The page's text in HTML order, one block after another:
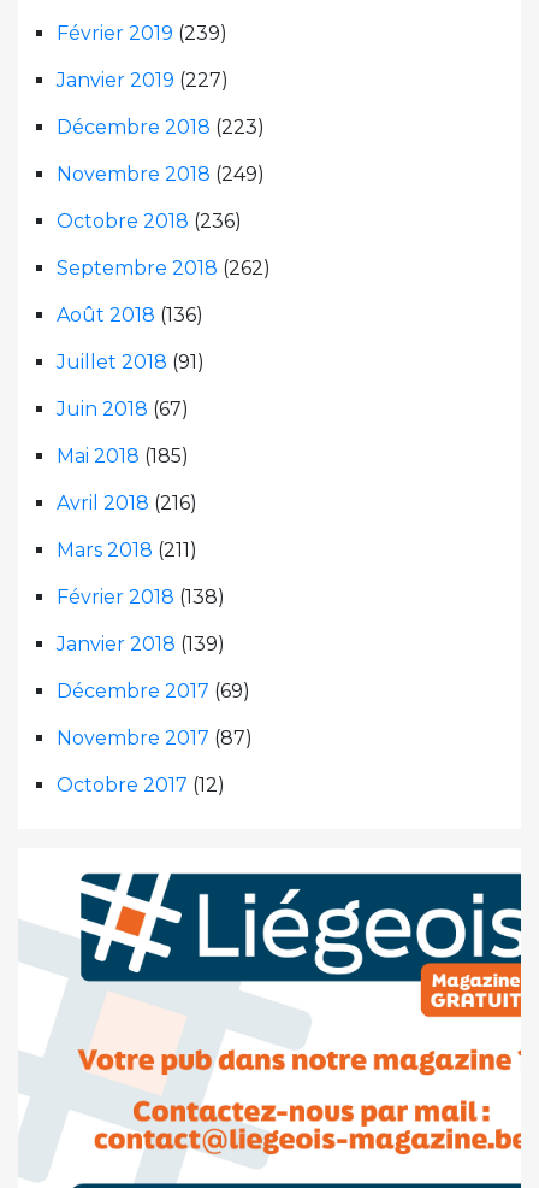
Février 2019 (239)
Janvier 2019 (227)
Décembre 2018 (223)
Novembre 2018 (249)
Octobre 2018 (236)
Septembre 2018 (262)
Août 2018 (136)
Juillet 2018 (91)
Juin 2018 (67)
Mai 2018 (185)
Avril 2018 (216)
Mars 2018 (211)
Février 2018 (138)
Janvier 2018 (139)
Décembre 2017 (69)
Novembre 2017 (87)
Octobre 2017 (12)